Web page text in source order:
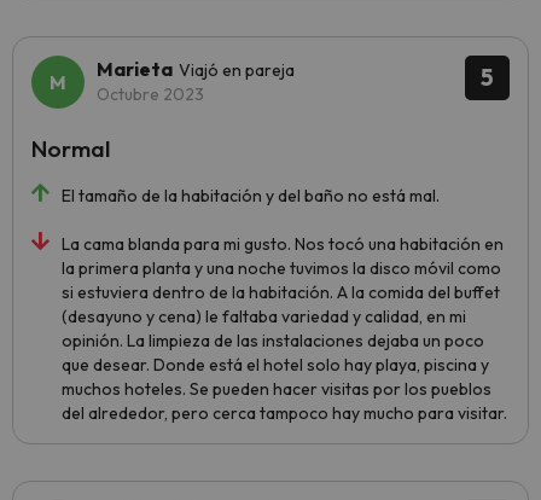
5
Marieta Viajó en pareja
Octubre 2023
El tamaño de la habitación y del baño no está mal.
La cama blanda para mi gusto. Nos tocó una habitación en
la primera planta y una noche tuvimos la disco móvil como
si estuviera dentro de la habitación. A la comida del buffet
(desayuno y cena) le faltaba variedad y calidad, en mi
opinión. La limpieza de las instalaciones dejaba un poco
que desear. Donde está el hotel solo hay playa, piscina y
muchos hoteles. Se pueden hacer visitas por los pueblos
del alrededor, pero cerca tampoco hay mucho para visitar.
Normal